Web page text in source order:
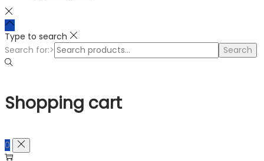
Type to search
Search for:>
Search
Shopping cart
0